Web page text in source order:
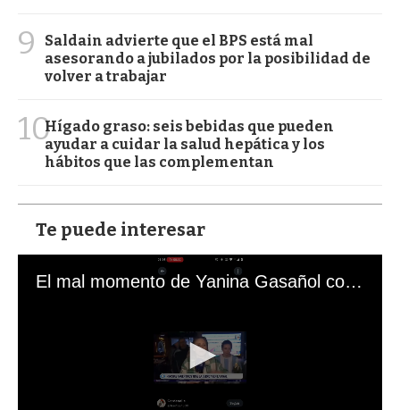
9
Saldain advierte que el BPS está mal
asesorando a jubilados por la posibilidad de
volver a trabajar
10Hígado graso: seis bebidas que pueden
ayudar a cuidar la salud hepática y los
hábitos que las complementan
Te puede interesar
El mal momento de Yanina Gasañol con un hincha argentino en "Subrayado"